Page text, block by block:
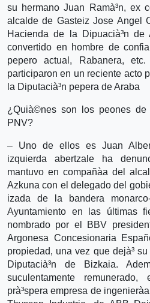
su hermano Juan Ramà³n, ex
alcalde de Gasteiz Jose Angel
Hacienda de la Dipuacià³n de
convertido en hombre de
pepero actual, Rabanera,
participaron en un reciente acto
la Diputacià³n pepera de Araba
¿Quià©nes son los peones
PNV?
– Uno de ellos es Juan
izquierda abertzale ha
mantuvo en compañà­a del
Azkuna con el delegado del
izada de la bandera
Ayuntamiento en las últimas
nombrado por el BBV
Argonesa Concesionaria
propiedad, una vez que dejà³
Diputacià³n de Bizkaia.
suculentamente
prà³spera empresa de